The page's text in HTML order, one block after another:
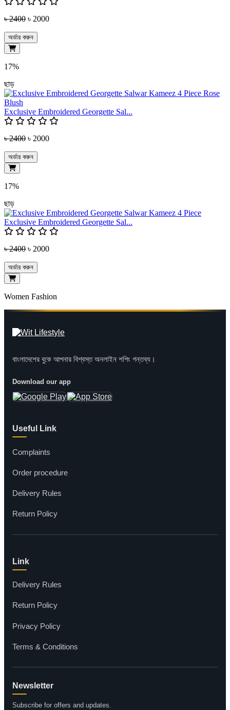
৳ 2400 ৳ 2000
অর্ডার করুন
17%
ছাড়
Exclusive Embroidered Georgette Sal...
৳ 2400 ৳ 2000
অর্ডার করুন
17%
ছাড়
Exclusive Embroidered Georgette Sal...
৳ 2400 ৳ 2000
অর্ডার করুন
Women Fashion
বাংলাদেশের বুকে আপনার বিশ্বস্ত অনলাইন শপিং গন্তব্য।
Download our app
Useful Link
Complaints
Order procedure
Delivery Rules
Return Policy
Link
Delivery Rules
Return Policy
Privacy Policy
Terms & Conditions
Newsletter
Subscribe for offers and updates.